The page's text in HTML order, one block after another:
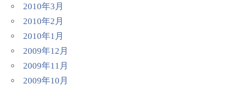
2010年3月
2010年2月
2010年1月
2009年12月
2009年11月
2009年10月